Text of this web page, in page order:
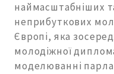
наймасштабніших
неприбуткових
Європі, яка
молодіжної
моделюванні